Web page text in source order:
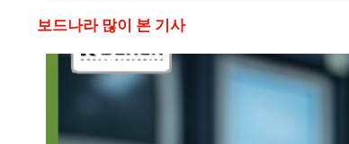
보드나라 많이 본 기사